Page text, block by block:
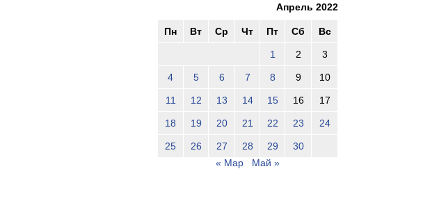
Апрель 2022
Пн Вт Ср Чт Пт Сб Вс
1 2 3
4 5 6 7 8 9 10
11 12 13 14 15 16 17
18 19 20 21 22 23 24
25 26 27 28 29
30
« Мар
Май »